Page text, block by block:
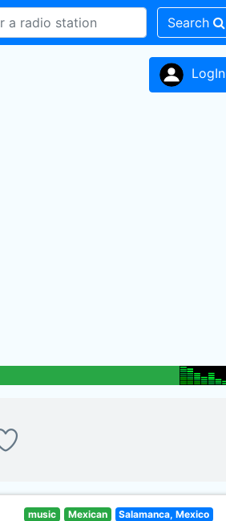
Search
LogIn
music Mexican Salamanca, Mexico